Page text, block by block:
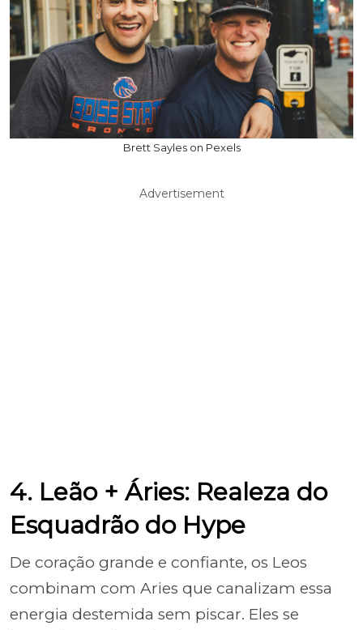
Brett Sayles on Pexels
Advertisement
4. Leão + Áries: Realeza do
Esquadrão do Hype
De coração grande e confiante, os Leos
combinam com Aries que canalizam essa
energia destemida sem piscar. Eles se